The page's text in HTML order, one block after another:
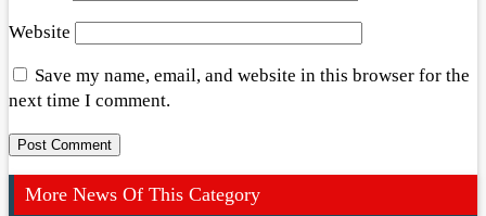
Website
Save my name, email, and website in this browser for the
next time I comment.
More News Of This Category